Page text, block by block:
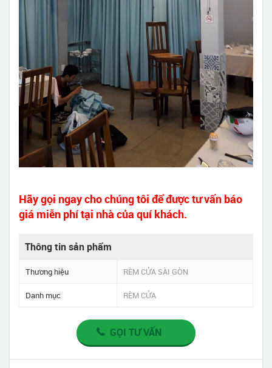
Hãy gọi ngay cho chúng tôi để được tư vấn báo
giá miễn phí tại nhà của quí khách.
Thông tin sản phẩm
Thương hiệu RÈM CỬA SÀI GÒN
Danh mục RÈM CỬA
GỌI TƯ VẤN